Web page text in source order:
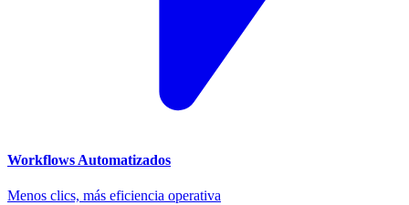
Workflows Automatizados
Menos clics, más eficiencia operativa